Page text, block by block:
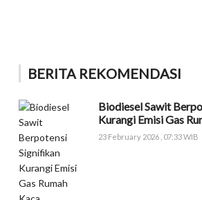
BERITA REKOMENDASI
Biodiesel Sawit
Kurangi Emisi Gas
23 February 2026 , 07:33 WIB